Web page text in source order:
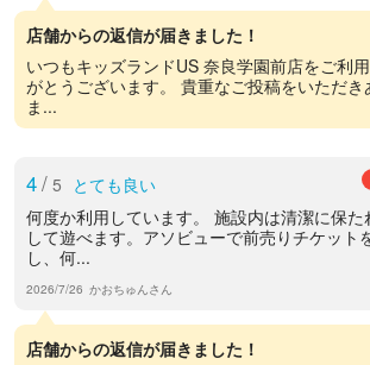
店舗からの返信が届きました！
いつもキッズランドUS 奈良学園前店をご利
がとうございます。 貴重なご投稿をいただ
ま...
4/ 5 とても良い
何度か利用しています。 施設内は清潔に保
して遊べます。アソビューで前売りチケット
し、何...
2026/7/26 かおちゅんさん
店舗からの返信が届きました！